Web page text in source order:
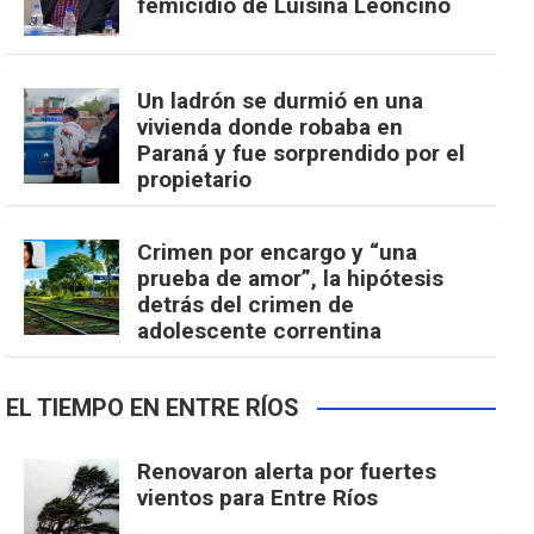
femicidio de Luisina Leoncino
Un ladrón se durmió en una
vivienda donde robaba en
Paraná y fue sorprendido por el
propietario
Crimen por encargo y “una
prueba de amor”, la hipótesis
detrás del crimen de
adolescente correntina
EL TIEMPO EN ENTRE RÍOS
Renovaron alerta por fuertes
vientos para Entre Ríos